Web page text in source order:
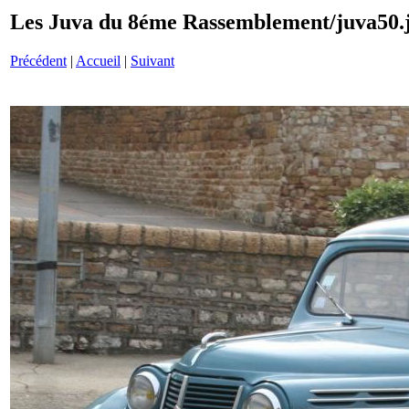
Les Juva du 8éme Rassemblement/
Précédent | Accueil | Suivant